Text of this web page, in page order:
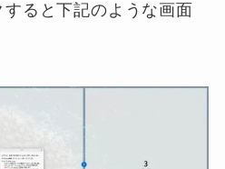
ると下記のような画面